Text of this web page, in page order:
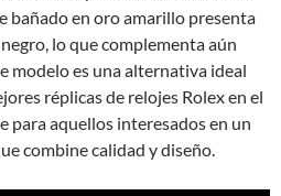
bañado en oro amarillo presenta
lo que complementa aún
modelo es una alternativa ideal
réplicas de relojes Rolex en el
para aquellos interesados en un
combine calidad y diseño.